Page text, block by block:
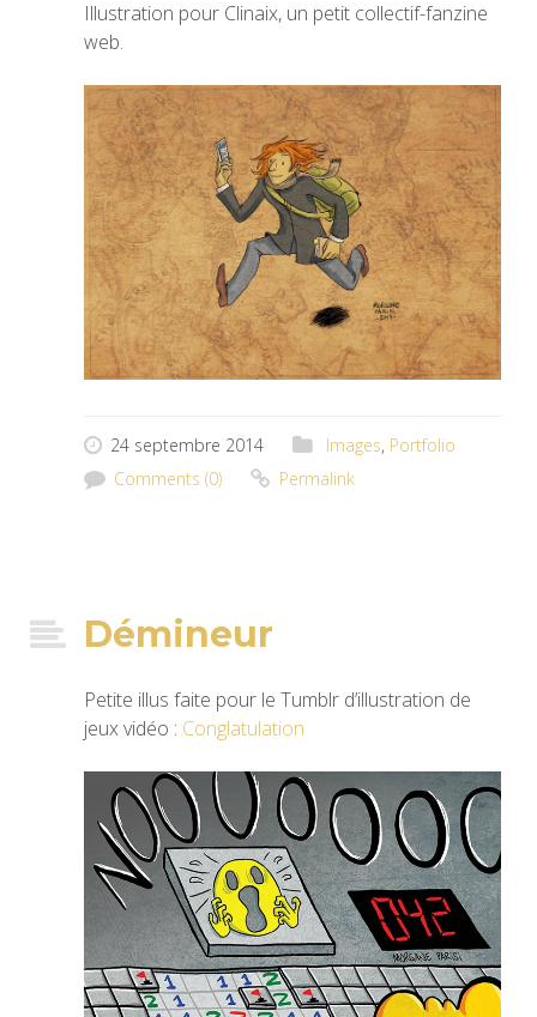
Illustration pour Clinaix, un petit collectif-fanzine
web.
24 septembre 2014 Images, Portfolio
Comments (0)
Permalink
Démineur
Petite illus faite pour le Tumblr d’illustration de
jeux vidéo : Conglatulation